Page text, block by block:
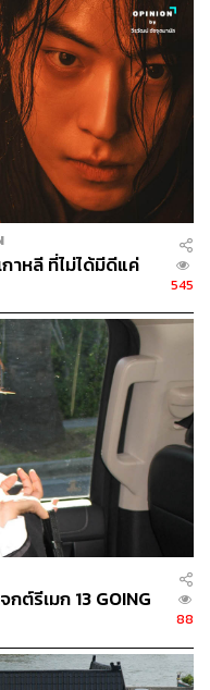
สเวนซัน
นและคัลเจอร์ต่างประเทศ
THE STANDARD
าหลี ที่ไม่ได้มีดีแค่
545
ต์รีเมก 13 GOING
88